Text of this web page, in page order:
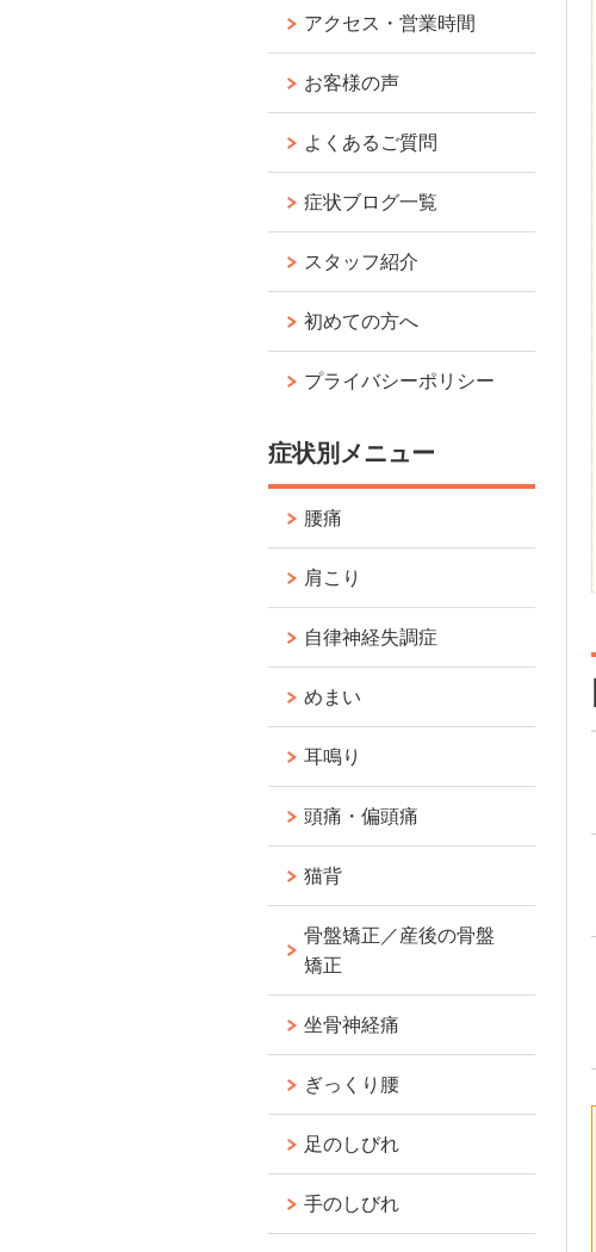
アクセス・営業時間
お客様の声
よくあるご質問
症状ブログ一覧
スタッフ紹介
初めての方へ
プライバシーポリシー
症状別メニュー
腰痛
肩こり
自律神経失調症
めまい
耳鳴り
頭痛・偏頭痛
猫背
骨盤矯正／産後の骨盤
矯正
坐骨神経痛
ぎっくり腰
足のしびれ
手のしびれ